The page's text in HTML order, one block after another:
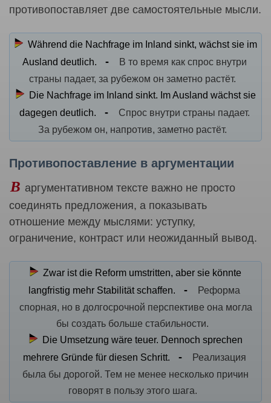
противопоставляет две самостоятельные мысли.
Während die Nachfrage im Inland sinkt, wächst sie im
Ausland deutlich.
В то время как спрос внутри
страны падает, за рубежом он заметно растёт.
Die Nachfrage im Inland sinkt. Im Ausland wächst sie
dagegen deutlich.
Спрос внутри страны падает.
За рубежом он, напротив, заметно растёт.
Противопоставление в аргументации
В аргументативном тексте важно не просто
соединять предложения, а показывать
отношение между мыслями: уступку,
ограничение, контраст или неожиданный вывод.
Zwar ist die Reform umstritten, aber sie könnte
langfristig mehr Stabilität schaffen.
Реформа
спорная, но в долгосрочной перспективе она могла
бы создать больше стабильности.
Die Umsetzung wäre teuer. Dennoch sprechen
mehrere Gründe für diesen Schritt.
Реализация
была бы дорогой. Тем не менее несколько причин
говорят в пользу этого шага.